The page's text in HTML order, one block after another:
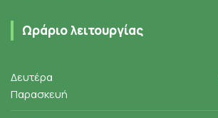
Ωράριο λειτουργίας
Δευτέρα
Παρασκευή